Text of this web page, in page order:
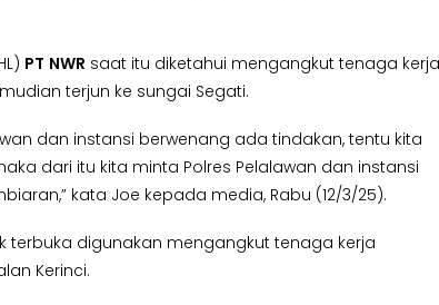
PT NWR saat itu diketahui mengangkut tenaga kerja
terjun ke sungai Segati.
dan instansi berwenang ada tindakan, tentu kita
dari itu kita minta Polres Pelalawan dan instansi
kata Joe kepada media, Rabu (12/3/25).
terbuka digunakan mengangkut tenaga kerja
Kerinci.